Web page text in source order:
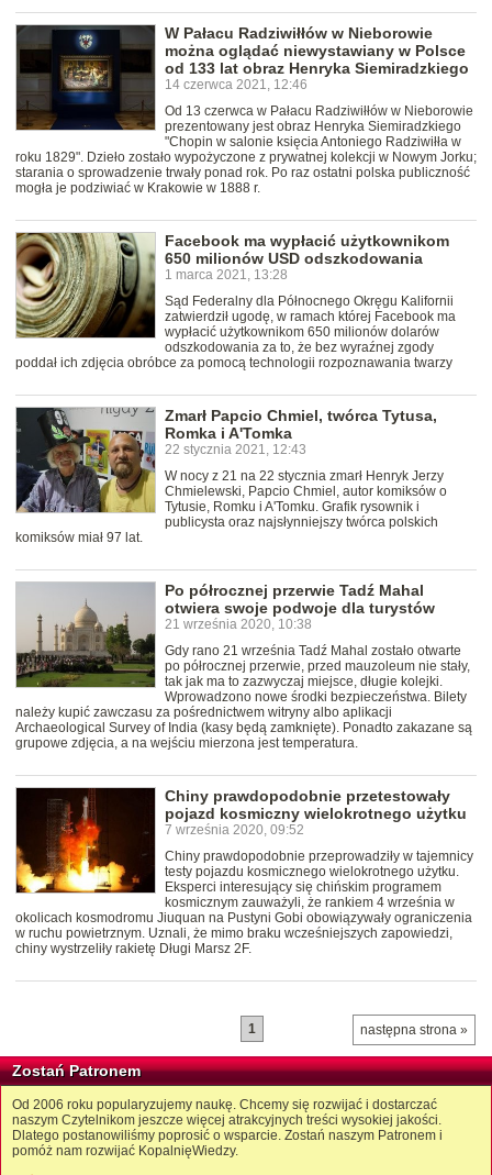
W Pałacu Radziwiłłów w Nieborowie
można oglądać niewystawiany w Polsce
od 133 lat obraz Henryka Siemiradzkiego
14 czerwca 2021, 12:46
Od 13 czerwca w Pałacu Radziwiłłów w Nieborowie
prezentowany jest obraz Henryka Siemiradzkiego
"Chopin w salonie księcia Antoniego Radziwiłła w
roku 1829". Dzieło zostało wypożyczone z prywatnej kolekcji w Nowym Jorku;
starania o sprowadzenie trwały ponad rok. Po raz ostatni polska publiczność
mogła je podziwiać w Krakowie w 1888 r.
Facebook ma wypłacić użytkownikom
650 milionów USD odszkodowania
1 marca 2021, 13:28
Sąd Federalny dla Północnego Okręgu Kalifornii
zatwierdził ugodę, w ramach której Facebook ma
wypłacić użytkownikom 650 milionów dolarów
odszkodowania za to, że bez wyraźnej zgody
poddał ich zdjęcia obróbce za pomocą technologii rozpoznawania twarzy
Zmarł Papcio Chmiel, twórca Tytusa,
Romka i A'Tomka
22 stycznia 2021, 12:43
W nocy z 21 na 22 stycznia zmarł Henryk Jerzy
Chmielewski, Papcio Chmiel, autor komiksów o
Tytusie, Romku i A'Tomku. Grafik rysownik i
publicysta oraz najsłynniejszy twórca polskich
komiksów miał 97 lat.
Po półrocznej przerwie Tadź Mahal
otwiera swoje podwoje dla turystów
21 września 2020, 10:38
Gdy rano 21 września Tadź Mahal zostało otwarte
po półrocznej przerwie, przed mauzoleum nie stały,
tak jak ma to zazwyczaj miejsce, długie kolejki.
Wprowadzono nowe środki bezpieczeństwa. Bilety
należy kupić zawczasu za pośrednictwem witryny albo aplikacji
Archaeological Survey of India (kasy będą zamknięte). Ponadto zakazane są
grupowe zdjęcia, a na wejściu mierzona jest temperatura.
Chiny prawdopodobnie przetestowały
pojazd kosmiczny wielokrotnego użytku
7 września 2020, 09:52
Chiny prawdopodobnie przeprowadziły w tajemnicy
testy pojazdu kosmicznego wielokrotnego użytku.
Eksperci interesujący się chińskim programem
kosmicznym zauważyli, że rankiem 4 września w
okolicach kosmodromu Jiuquan na Pustyni Gobi obowiązywały ograniczenia
w ruchu powietrznym. Uznali, że mimo braku wcześniejszych zapowiedzi,
chiny wystrzeliły rakietę Długi Marsz 2F.
następna strona »
1
Zostań Patronem
Od 2006 roku popularyzujemy naukę. Chcemy się rozwijać i dostarczać
naszym Czytelnikom jeszcze więcej atrakcyjnych treści wysokiej jakości.
Dlatego postanowiliśmy poprosić o wsparcie. Zostań naszym Patronem i
pomóż nam rozwijać KopalnięWiedzy.